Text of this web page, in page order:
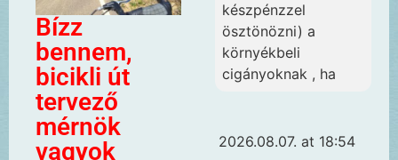
Bízz
bennem,
bicikli út
tervező
mérnök
vagyok
készpénzzel
ösztönözni) a
környékbeli
cigányoknak , ha
2026.08.07. at 18:54